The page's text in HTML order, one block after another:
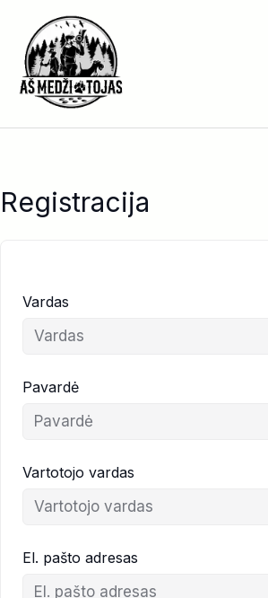
turinio
Registracija
Vardas
Pavardė
Vartotojo vardas
El. pašto adresas